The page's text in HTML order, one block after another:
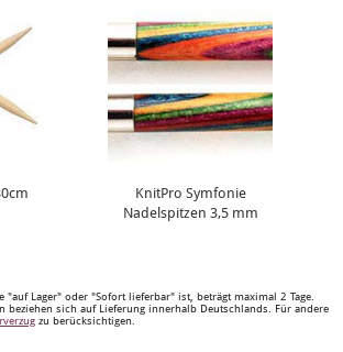
KnitPro Symfonie
Nadelspitzen 3,5 mm
"auf Lager" oder "Sofort lieferbar" ist, beträgt maximal 2 Tage.
beziehen sich auf Lieferung innerhalb Deutschlands. Für andere
zu berücksichtigen.